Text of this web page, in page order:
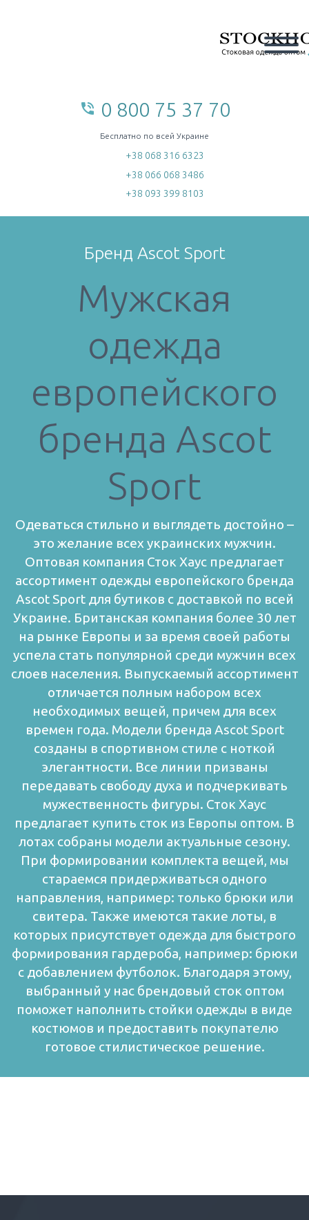
phone_in_talk 0 800 75 37 70
Бесплатно по всей Украине
+38 068 316 6323
+38 066 068 3486
+38 093 399 8103
Бренд Ascot Sport
Мужская
одежда
европейского
бренда Ascot
Sport
Одеваться стильно и выглядеть достойно –
это желание всех украинских мужчин.
Оптовая компания Сток Хаус предлагает
ассортимент одежды европейского бренда
Ascot Sport для бутиков с доставкой по всей
Украине. Британская компания более 30 лет
на рынке Европы и за время своей работы
успела стать популярной среди мужчин всех
слоев населения. Выпускаемый ассортимент
отличается полным набором всех
необходимых вещей, причем для всех
времен года. Модели бренда Ascot Sport
созданы в спортивном стиле с ноткой
элегантности. Все линии призваны
передавать свободу духа и подчеркивать
мужественность фигуры. Сток Хаус
предлагает купить сток из Европы оптом. В
лотах собраны модели актуальные сезону.
При формировании комплекта вещей, мы
стараемся придерживаться одного
направления, например: только брюки или
свитера. Также имеются такие лоты, в
которых присутствует одежда для быстрого
формирования гардероба, например: брюки
с добавлением футболок. Благодаря этому,
выбранный у нас брендовый сток оптом
поможет наполнить стойки одежды в виде
костюмов и предоставить покупателю
готовое стилистическое решение.